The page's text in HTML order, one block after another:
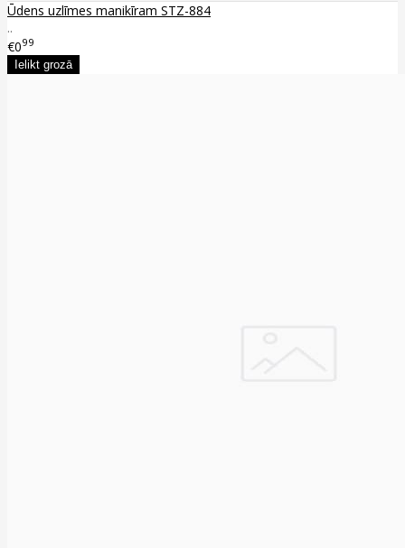
Ūdens uzlīmes manikīram STZ-884
..
€099